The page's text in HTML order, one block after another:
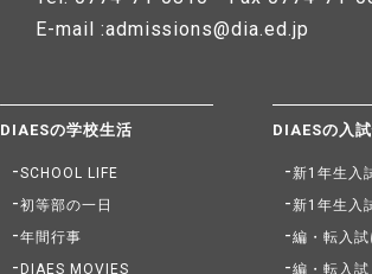
E-mail :admissions@dia.ed.jp
DIAESの学校生活
SCHOOL LIFE
初等部の一日
年間行事
DIAES MOVIES
DIAESの入
新1年生入
新1年生入
編・転入
編・転入